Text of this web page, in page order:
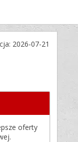
2026-07-21
oferty